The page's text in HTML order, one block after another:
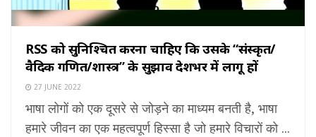
RSS को सुनिश्चित करना चाहिए कि उसके “संस्कृत/
वैदिक गणित/शास्त्र” के सुझाव देशभर में लागू हों
27 JUNE 2022
भाषा लोगों को एक दूसरे से जोड़ने का माध्यम बनती है, भाषा
हमारे जीवन का एक महत्वपूर्ण हिस्सा है जो हमारे विचारों को ...